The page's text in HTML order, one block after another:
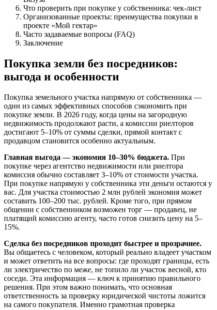
Что проверить при покупке у собственника: чек-лист
Организованные проекты: преимущества покупки в
проекте «Мой гектар»
Часто задаваемые вопросы (FAQ)
Заключение
Покупка земли без посредников:
выгода и особенности
Покупка земельного участка напрямую от собственника —
один из самых эффективных способов сэкономить при
покупке земли. В 2026 году, когда цены на загородную
недвижимость продолжают расти, а комиссии риелторов
достигают 5–10% от суммы сделки, прямой контакт с
продавцом становится особенно актуальным.
Главная выгода — экономия 10–30% бюджета. При
покупке через агентство недвижимости или риелтора
комиссия обычно составляет 3–10% от стоимости участка.
При покупке напрямую у собственника эти деньги остаются у
вас. Для участка стоимостью 2 млн рублей экономия может
составить 100–200 тыс. рублей. Кроме того, при прямом
общении с собственником возможен торг — продавец, не
платящий комиссию агенту, часто готов снизить цену на 5–
15%.
Сделка без посредников проходит быстрее и прозрачнее.
Вы общаетесь с человеком, который реально владеет участком
и может ответить на все вопросы: где проходят границы, есть
ли электричество по меже, не топило ли участок весной, кто
соседи. Эта информация — ключ к принятию правильного
решения. При этом важно понимать, что основная
ответственность за проверку юридической чистоты ложится
на самого покупателя. Именно грамотная проверка